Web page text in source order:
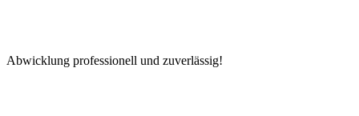
Abwicklung professionell und zuverlässig!